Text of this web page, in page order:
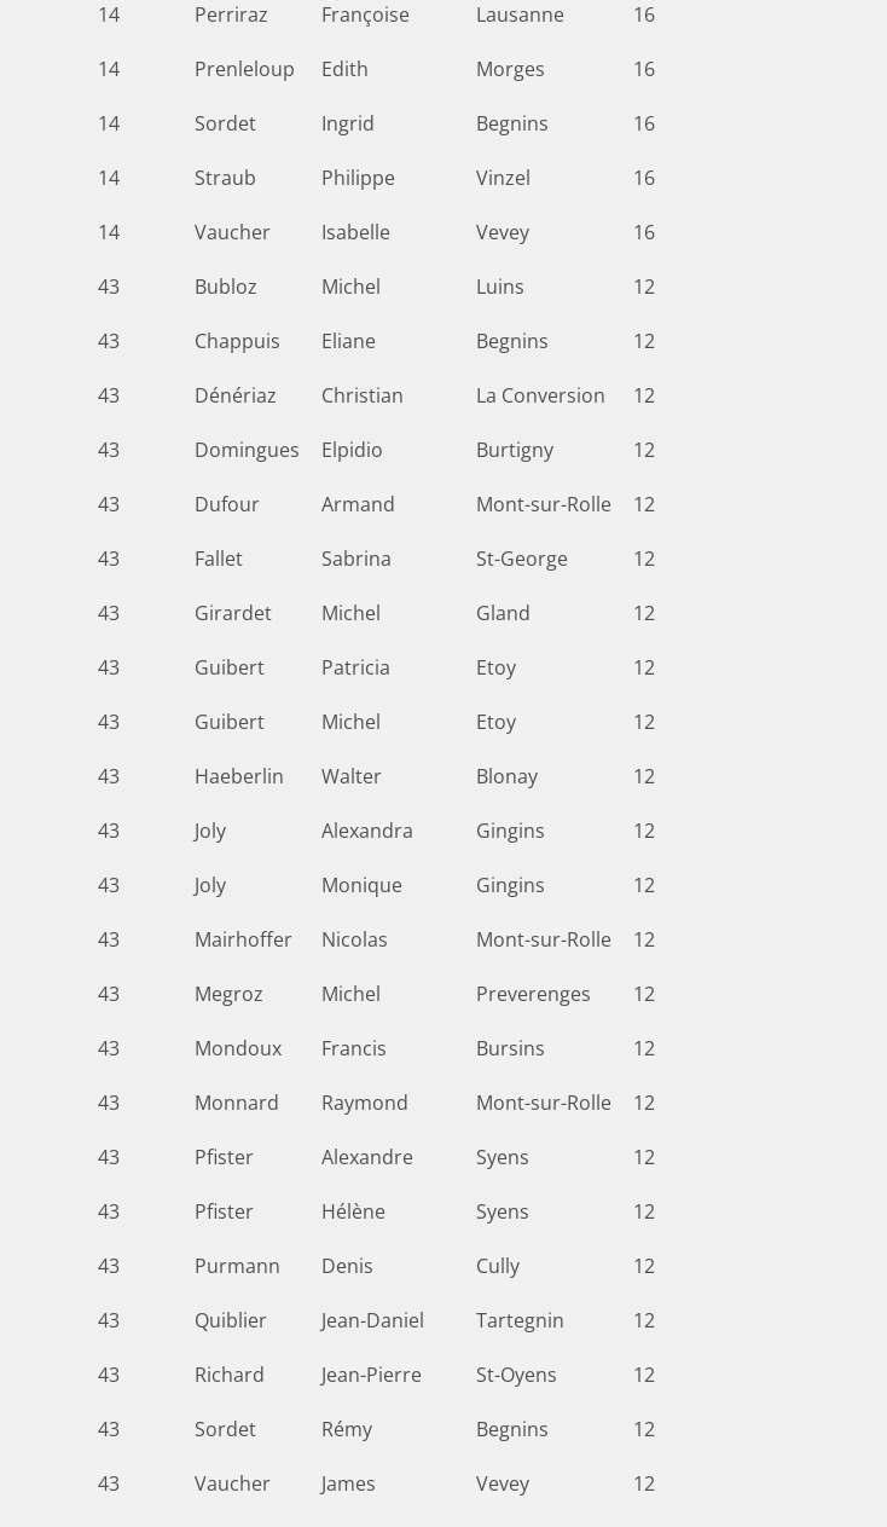
14 Perriraz Françoise Lausanne 16
14 Prenleloup Edith Morges 16
14 Sordet Ingrid Begnins 16
14 Straub Philippe Vinzel 16
14 Vaucher Isabelle Vevey 16
43 Bubloz Michel Luins 12
43 Chappuis Eliane Begnins 12
43 Dénériaz Christian La Conversion 12
43 Domingues Elpidio Burtigny 12
43 Dufour Armand Mont-sur-Rolle 12
43 Fallet Sabrina St-George 12
43 Girardet Michel Gland 12
43 Guibert Patricia Etoy 12
43 Guibert Michel Etoy 12
43 Haeberlin Walter Blonay 12
43 Joly Alexandra Gingins 12
43 Joly Monique Gingins 12
43 Mairhoffer Nicolas Mont-sur-Rolle 12
43 Megroz Michel Preverenges 12
43 Mondoux Francis Bursins 12
43 Monnard Raymond Mont-sur-Rolle 12
43 Pfister Alexandre Syens 12
43 Pfister Hélène Syens 12
43 Purmann Denis Cully 12
43 Quiblier Jean-Daniel Tartegnin 12
43 Richard Jean-Pierre St-Oyens 12
43 Sordet Rémy Begnins 12
43 Vaucher James Vevey 12